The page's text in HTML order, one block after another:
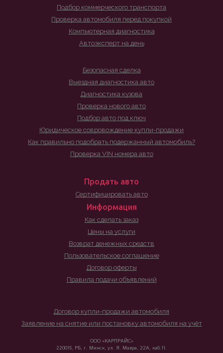
Подбор коммерческого транспорта
Проверка автомобиля перед покупкой
Компьютерная диагностика
Автоэксперт на день
Безопасная сделка
Выездная диагностика авто
Диагностика кузова
Проверка нового авто
Подбор авто под ключ
Юридическое совровождение купли-продажи
Как правильно подобрать подержанный автомобиль?
Проверка VIN номера авто
Продать авто
Сертифицировать авто
Информация
Как сделать заказ
Цены на услуги
Возврат денежных средств
Пользовательское соглашение
Договор оферты
Правила подачи объявлений
Договор купли-продажи автомобиля
Заявление на снятие или постановку автомобиля на учёт
ООО «КАРПРАЙС»
220015, РБ, г. Минск, ул. Я. Мавра, 22А, каб.11.